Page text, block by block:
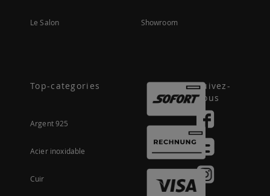
Le Salon Showroom
Top-categories
Argent 925
Acier inoxidable
Cuir
Suivez-
nous